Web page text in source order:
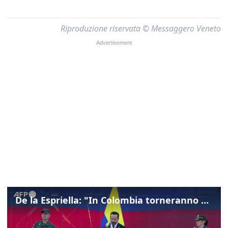
Riproduzione riservata © Messaggero Veneto
De la Espriella: "In Colombia torneranno ordine, autorità e libertà"